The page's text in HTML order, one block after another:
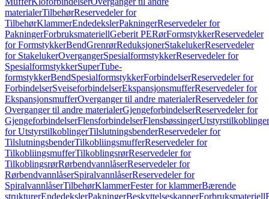
materialerTilbehørReservedeler for
TilbehørKlammerEndedekslerPakningerReservedeler for
PakningerForbruksmateriellGeberit PERørFormstykkerReservedeler
for FormstykkerBendGrenrørReduksjonerStakelukerReservedeler
for StakelukerOvergangerSpesialformstykkerReservedeler for
SpesialformstykkerSuperTube-
formstykkerBendSpesialformstykkerForbindelserReservedeler for
ForbindelserSveiseforbindelserEkspansjonsmufferReservedeler for
EkspansjonsmufferOverganger til andre materialerReservedeler for
Overganger til andre materialerGjengeforbindelserReservedeler for
GjengeforbindelserFlensforbindelserFlensbøssingerUtstyrstilkoblinger
for UtstyrstilkoblingerTilslutningsbenderReservedeler for
TilslutningsbenderTilkobliingsmufferReservedeler for
TilkobliingsmufferTilkoblingsrørReservedeler for
TilkoblingsrørRørbendvannlåserReservedeler for
RørbendvannlåserSpiralvannlåserReservedeler for
SpiralvannlåserTilbehørKlammerFester for klammerBærende
strukturerEndedekslerPakningerBeskyttelseskapperForbruksmateriell